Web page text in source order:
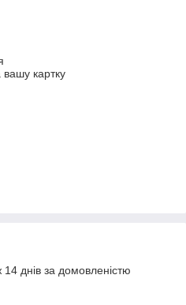
вашу картку
днів за домовленістю